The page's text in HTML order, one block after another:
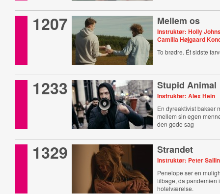
1207 Mellem os
Instruktør: Holly
Camilla Højgaard
To brødre. Ét sidste
1233 Stupid Animal
Instruktør: Alex Hein
En dyreaktivist bakser
mellem sin egen
den gode sag
1329 Strandet
Instruktør: Peter
Penelope ser en
tilbage, da pandemien
hotelværelse.